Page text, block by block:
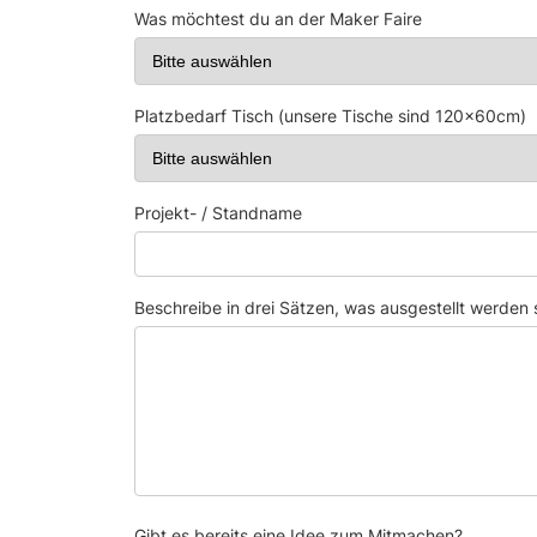
Was möchtest du an der Maker Faire
Platzbedarf Tisch (unsere Tische sind 120x60cm)
Projekt- / Standname
Beschreibe in drei Sätzen, was ausgestellt werden